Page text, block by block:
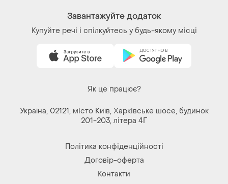
Як це працює?
Україна, 02121, місто Київ, Харківське шосе, будинок
Політика конфіденційності
Договір-оферта
Контакти
Ми у соц.мережах